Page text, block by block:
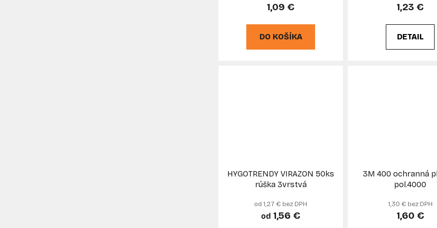
1,09 €
DO KOŠÍKA
1,23 €
DETAIL
HYGOTRENDY VIRAZON 50ks
rúška 3vrstvá
od 1,27 € bez DPH
od 1,56 €
3M 400 ochranná
pol.4000
1,30 € bez DPH
1,60 €